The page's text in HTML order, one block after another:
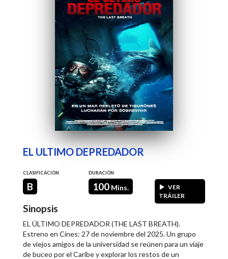
EL ULTIMO DEPREDADOR
CLASIFICACIÓN
B
DURACIÓN
100 Mins.
VER
TRÁILER
Sinopsis
EL ÚLTIMO DEPREDADOR (THE LAST BREATH).
Estreno en Cines: 27 de noviembre del 2025. Un grupo
de viejos amigos de la universidad se reúnen para un viaje
de buceo por el Caribe y explorar los restos de un